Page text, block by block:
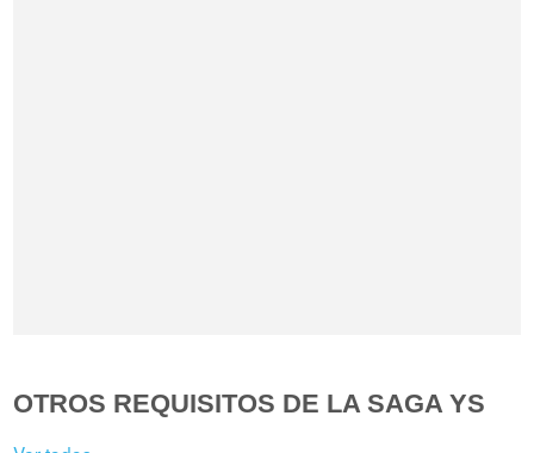
OTROS REQUISITOS DE LA SAGA YS